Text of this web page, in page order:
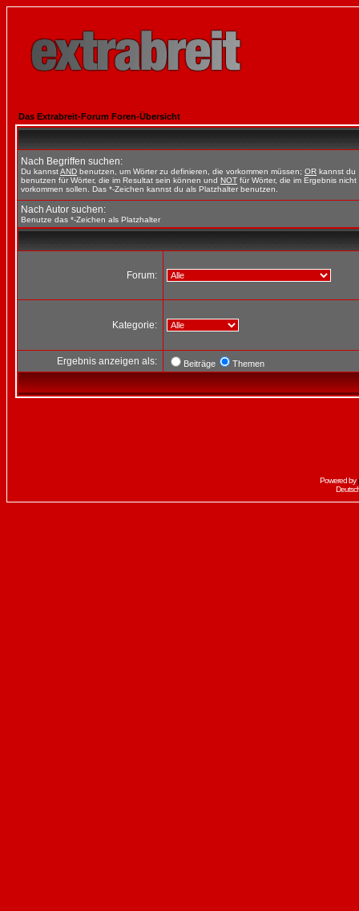
Das Extrabreit-Forum Foren-Übersicht
Nach Begriffen suchen:
Du kannstAND benutzen, um Wörter zu definieren, die vorkommen müssen; OR kannst du
benutzen für Wörter, die im Resultat sein können und NOT für Wörter, die im Ergebnis nicht
vorkommen sollen. Das *-Zeichen kannst du als Platzhalter benutzen.
Nach Autor suchen:
Benutze das *-Zeichen als Platzhalter
Forum:
Kategorie:
Ergebnis anzeigen als: Beiträge Themen
Powered by